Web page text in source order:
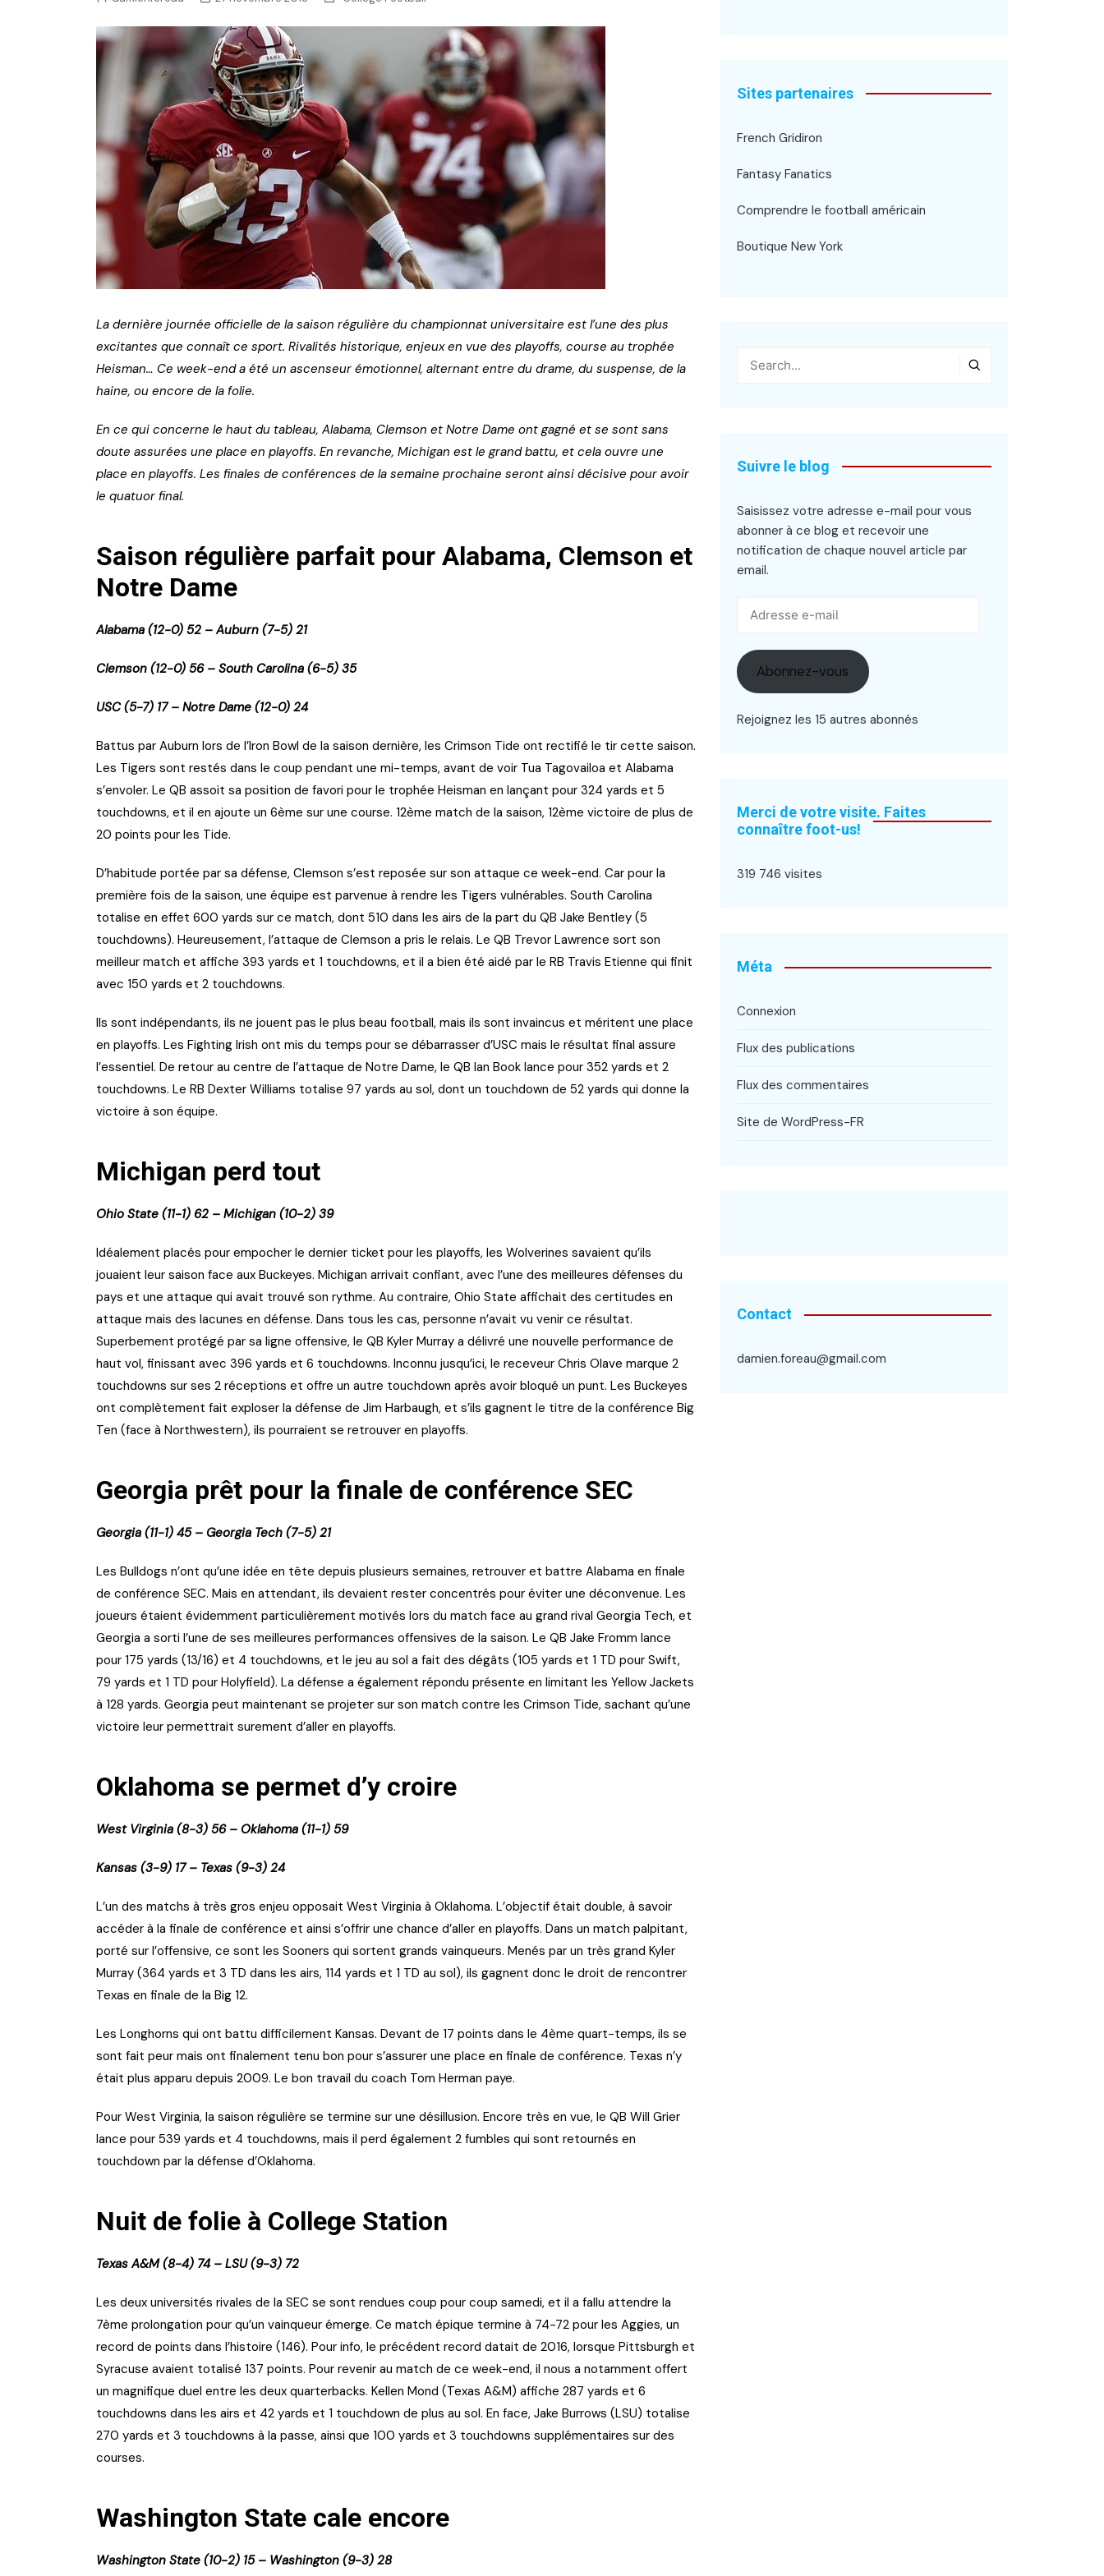
NFL – Power Rankings
Pronostics et paris NFL –
Super Bowl LIX
Histoire et Légendes
La dernière journée officielle de la saison régulière du championnat universitaire est l’une des plus
excitantes que connaît ce sport. Rivalités historique, enjeux en vue des playoffs, course au trophée
Heisman… Ce week-end a été un ascenseur émotionnel, alternant entre du drame, du suspense, de la
haine, ou encore de la folie.
En ce qui concerne le haut du tableau, Alabama, Clemson et Notre Dame ont gagné et se sont sans
doute assurées une place en playoffs. En revanche, Michigan est le grand battu, et cela ouvre une
place en playoffs. Les finales de conférences de la semaine prochaine seront ainsi décisive pour avoir
le quatuor final.
Saison régulière parfait pour Alabama, Clemson et
Notre Dame
Alabama (12-0) 52 – Auburn (7-5) 21
Clemson (12-0) 56 – South Carolina (6-5) 35
USC (5-7) 17 – Notre Dame (12-0) 24
Battus par Auburn lors de l’Iron Bowl de la saison dernière, les Crimson Tide ont rectifié le tir cette saison.
Les Tigers sont restés dans le coup pendant une mi-temps, avant de voir Tua Tagovailoa et Alabama
s’envoler. Le QB assoit sa position de favori pour le trophée Heisman en lançant pour 324 yards et 5
touchdowns, et il en ajoute un 6ème sur une course. 12ème match de la saison, 12ème victoire de plus de
20 points pour les Tide.
D’habitude portée par sa défense, Clemson s’est reposée sur son attaque ce week-end. Car pour la
première fois de la saison, une équipe est parvenue à rendre les Tigers vulnérables. South Carolina
totalise en effet 600 yards sur ce match, dont 510 dans les airs de la part du QB Jake Bentley (5
touchdowns). Heureusement, l’attaque de Clemson a pris le relais. Le QB Trevor Lawrence sort son
meilleur match et affiche 393 yards et 1 touchdowns, et il a bien été aidé par le RB Travis Etienne qui finit
avec 150 yards et 2 touchdowns.
Ils sont indépendants, ils ne jouent pas le plus beau football, mais ils sont invaincus et méritent une place
en playoffs. Les Fighting Irish ont mis du temps pour se débarrasser d’USC mais le résultat final assure
l’essentiel. De retour au centre de l’attaque de Notre Dame, le QB Ian Book lance pour 352 yards et 2
touchdowns. Le RB Dexter Williams totalise 97 yards au sol, dont un touchdown de 52 yards qui donne la
victoire à son équipe.
Michigan perd tout
Ohio State (11-1) 62 – Michigan (10-2) 39
Idéalement placés pour empocher le dernier ticket pour les playoffs, les Wolverines savaient qu’ils
jouaient leur saison face aux Buckeyes. Michigan arrivait confiant, avec l’une des meilleures défenses du
pays et une attaque qui avait trouvé son rythme. Au contraire, Ohio State affichait des certitudes en
attaque mais des lacunes en défense. Dans tous les cas, personne n’avait vu venir ce résultat.
Superbement protégé par sa ligne offensive, le QB Kyler Murray a délivré une nouvelle performance de
haut vol, finissant avec 396 yards et 6 touchdowns. Inconnu jusqu’ici, le receveur Chris Olave marque 2
touchdowns sur ses 2 réceptions et offre un autre touchdown après avoir bloqué un punt. Les Buckeyes
ont complètement fait exploser la défense de Jim Harbaugh, et s’ils gagnent le titre de la conférence Big
Ten (face à Northwestern), ils pourraient se retrouver en playoffs.
Georgia prêt pour la finale de conférence SEC
Georgia (11-1) 45 – Georgia Tech (7-5) 21
Les Bulldogs n’ont qu’une idée en tête depuis plusieurs semaines, retrouver et battre Alabama en finale
de conférence SEC. Mais en attendant, ils devaient rester concentrés pour éviter une déconvenue. Les
joueurs étaient évidemment particulièrement motivés lors du match face au grand rival Georgia Tech, et
Georgia a sorti l’une de ses meilleures performances offensives de la saison. Le QB Jake Fromm lance
pour 175 yards (13/16) et 4 touchdowns, et le jeu au sol a fait des dégâts (105 yards et 1 TD pour Swift,
79 yards et 1 TD pour Holyfield). La défense a également répondu présente en limitant les Yellow Jackets
à 128 yards. Georgia peut maintenant se projeter sur son match contre les Crimson Tide, sachant qu’une
victoire leur permettrait surement d’aller en playoffs.
Oklahoma se permet d’y croire
West Virginia (8-3) 56 – Oklahoma (11-1) 59
Kansas (3-9) 17 – Texas (9-3) 24
L’un des matchs à très gros enjeu opposait West Virginia à Oklahoma. L’objectif était double, à savoir
accéder à la finale de conférence et ainsi s’offrir une chance d’aller en playoffs. Dans un match palpitant,
porté sur l’offensive, ce sont les Sooners qui sortent grands vainqueurs. Menés par un très grand Kyler
Murray (364 yards et 3 TD dans les airs, 114 yards et 1 TD au sol), ils gagnent donc le droit de rencontrer
Texas en finale de la Big 12.
Les Longhorns qui ont battu difficilement Kansas. Devant de 17 points dans le 4ème quart-temps, ils se
sont fait peur mais ont finalement tenu bon pour s’assurer une place en finale de conférence. Texas n’y
était plus apparu depuis 2009. Le bon travail du coach Tom Herman paye.
Pour West Virginia, la saison régulière se termine sur une désillusion. Encore très en vue, le QB Will Grier
lance pour 539 yards et 4 touchdowns, mais il perd également 2 fumbles qui sont retournés en
touchdown par la défense d’Oklahoma.
Nuit de folie à College Station
Texas A&M (8-4) 74 – LSU (9-3) 72
Les deux universités rivales de la SEC se sont rendues coup pour coup samedi, et il a fallu attendre la
7ème prolongation pour qu’un vainqueur émerge. Ce match épique termine à 74-72 pour les Aggies, un
record de points dans l’histoire (146). Pour info, le précédent record datait de 2016, lorsque Pittsburgh et
Syracuse avaient totalisé 137 points. Pour revenir au match de ce week-end, il nous a notamment offert
un magnifique duel entre les deux quarterbacks. Kellen Mond (Texas A&M) affiche 287 yards et 6
touchdowns dans les airs et 42 yards et 1 touchdown de plus au sol. En face, Jake Burrows (LSU) totalise
270 yards et 3 touchdowns à la passe, ainsi que 100 yards et 3 touchdowns supplémentaires sur des
courses.
Washington State cale encore
Washington State (10-2) 15 – Washington (9-3) 28
Sites partenaires
French Gridiron
Fantasy Fanatics
Comprendre le football américain
Boutique New York
Suivre le blog
Saisissez votre adresse e-mail pour vous
abonner à ce blog et recevoir une
notification de chaque nouvel article par
email.
Abonnez-vous
Rejoignez les 15 autres abonnés
Merci de votre visite. Faites
connaître foot-us!
319 746 visites
Méta
Connexion
Flux des publications
Flux des commentaires
Site de WordPress-FR
Contact
damien.foreau@gmail.com